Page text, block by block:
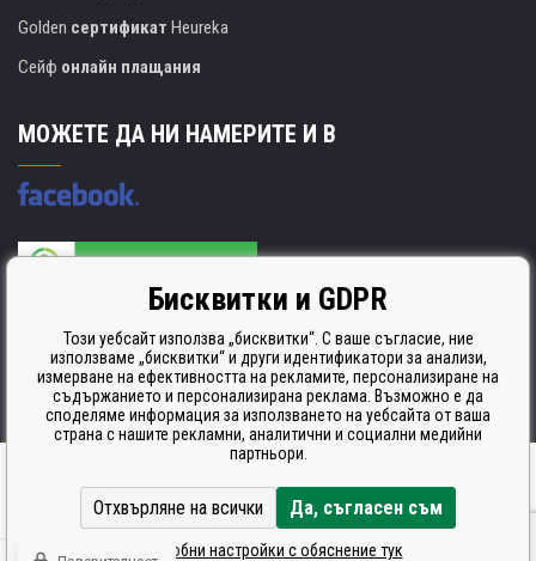
Golden сертификат Heureka
Сейф онлайн плащания
МОЖЕТЕ ДА НИ НАМЕРИТЕ И В
Производителят на касети е сертифициран
ISO 9001. ISO 14001 и STMC.
Ecommerce solutionsBINARGON.cz
Бисквитки и GDPR
Този уебсайт използва „бисквитки“. С ваше съгласие, ние
използваме „бисквитки“ и други идентификатори за анализи,
измерване на ефективността на рекламите, персонализиране на
съдържанието и персонализирана реклама. Възможно е да
споделяме информация за използването на уебсайта от ваша
страна с нашите рекламни, аналитични и социални медийни
партньори.
Отхвърляне на всички Да, съгласен съм
Подробни настройки с обяснение тук